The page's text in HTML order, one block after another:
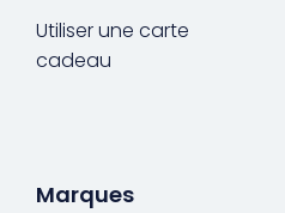
Utiliser une carte
cadeau
Marques